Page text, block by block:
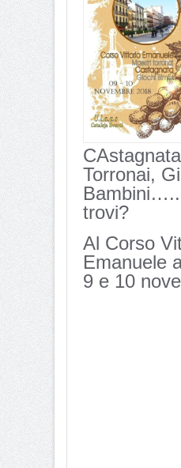
Torronai,
trovi?
Al Corso
Emanuele
9 e 10